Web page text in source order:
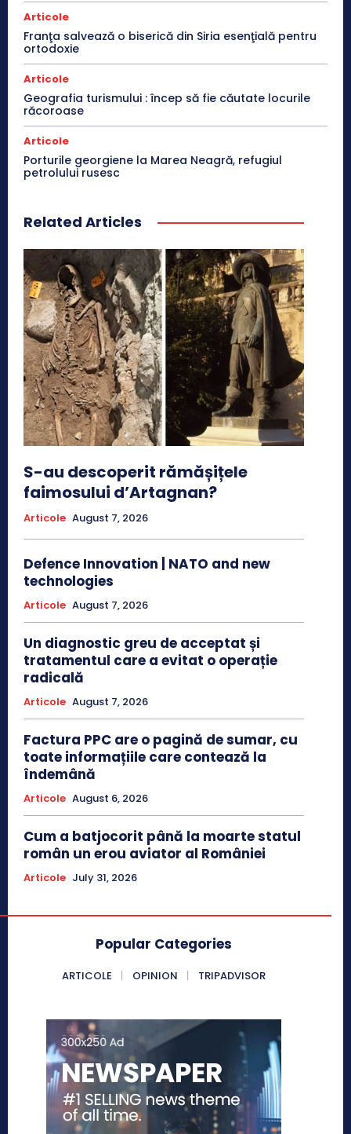
Articole
Franţa salvează o biserică din Siria esenţială pentru
ortodoxie
Articole
Geografia turismului : încep să fie căutate locurile
răcoroase
Articole
Porturile georgiene la Marea Neagră, refugiul
petrolului rusesc
Related Articles
S-au descoperit rămășițele
faimosului d’Artagnan?
Articole August 7, 2026
Defence Innovation | NATO and new
technologies
Articole August 7, 2026
Un diagnostic greu de acceptat și
tratamentul care a evitat o operație
radicală
Articole August 7, 2026
Factura PPC are o pagină de sumar, cu
toate informațiile care contează la
îndemână
Articole August 6, 2026
Cum a batjocorit până la moarte statul
român un erou aviator al României
Articole July 31, 2026
Popular Categories
ARTICOLE OPINION TRIPADVISOR